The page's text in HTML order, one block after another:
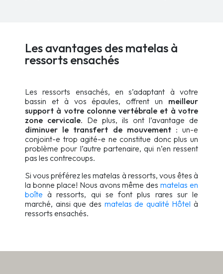
Les avantages des matelas à
ressorts ensachés
Les ressorts ensachés, en s’adaptant à votre
bassin et à vos épaules, offrent un meilleur
support à votre colonne vertébrale et à votre
zone cervicale. De plus, ils ont l’avantage de
diminuer le transfert de mouvement: un-e
conjoint-e trop agité-e ne constitue donc plus un
problème pour l’autre partenaire, qui n’en ressent
pas les contrecoups.
Si vous préférez les matelas à ressorts, vous êtes à
la bonne place! Nous avons même desmatelas en
boîte à ressorts, qui se font plus rares sur le
marché, ainsi que des matelas de qualité Hôtel à
ressorts ensachés.